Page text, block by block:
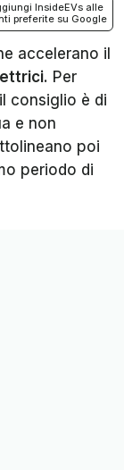
InsideEVs alle
preferite su Google
accelerano il
. Per
consiglio è di
e non
poi
periodo di